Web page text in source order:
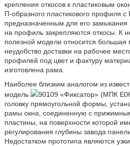
крепления откосов к пластиковым
П-образного пластикового профиля
предназначенным для его замыкания
на профиль закрепляются откосы. К
полезной модели относится большая
неудобство доставки на рабочее
профилей под цвет и фактуру
изготовлена рама.
Наиболее близким аналогом из
модель
90109 «Фиксатор» (МПК
головку прямоугольной формы,
рамы окна, соединенную с
пластины, на поверхности которой
регулирования глубины завода
Недостатком прототипа являются